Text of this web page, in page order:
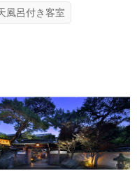
風呂付き客室